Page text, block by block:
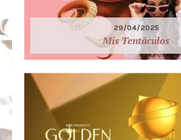
29/04/2025
Mis Tentáculos